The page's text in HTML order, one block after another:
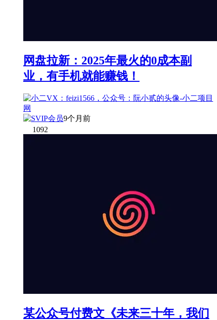
网盘拉新：2025年最火的0成本副
业，有手机就能赚钱！
9个月前
1092
某公众号付费文《未来三十年，我们